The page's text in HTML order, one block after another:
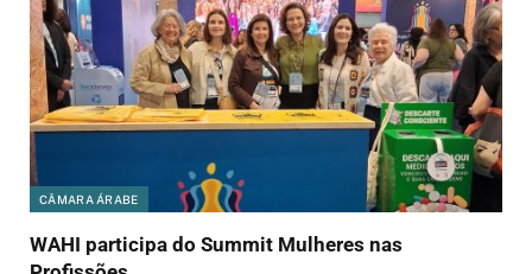
CÂMARA ÁRABE
WAHI participa do Summit Mulheres nas